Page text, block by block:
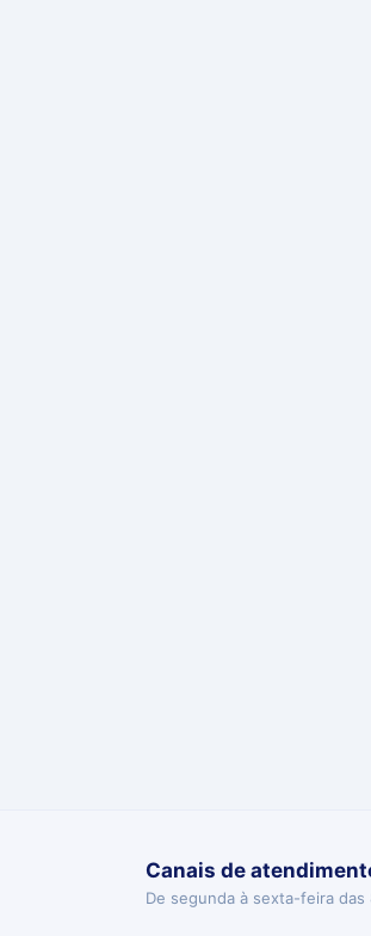
Canais de
De segunda à sexta-feira das